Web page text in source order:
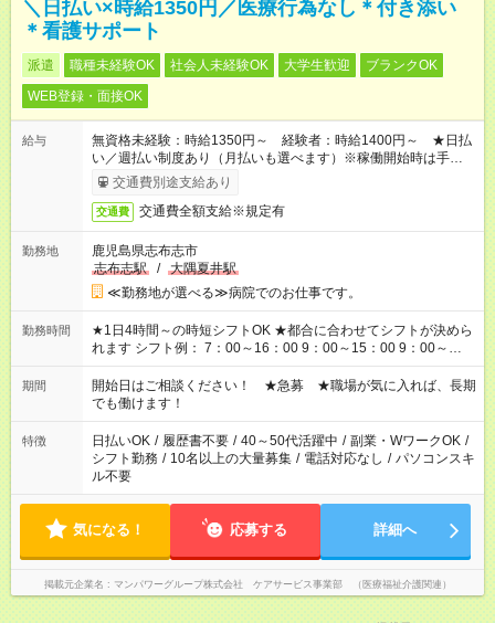
＼日払い×時給1350円／医療行為なし＊付き添い
＊看護サポート
派遣 職種未経験OK 社会人未経験OK 大学生歓迎
ブランクOK
WEB登録・面接OK
給与
無資格未経験：時給1350円～ 経験者：時給1400円～ ★日払
い／週払い制度あり（月払いも選べます）※稼働開始時は手続き
完了次第のお支払いとなります。
交通費別途支給あり
交通費 交通費全額支給※規定有
勤務地
鹿児島県志布志市
志布志駅
/ 大隅夏井駅
≪勤務地が選べる≫病院でのお仕事です。
勤務時間
★1日4時間～の時短シフトOK ★都合に合わせてシフトが決めら
れます シフト例： 7：00～16：00 9：00～15：00 9：00～
18：00 11：00～20：00 など ※Wワークの場合、他のお仕事と
合わせ週40時間超の就業はご案内できません ※法令に基づき、
週20時間以上勤務は社会保険への加入対象となります ※労働者
派遣法（日雇い派遣の原則禁止）により、短時間・短期間の就
業はご案内が難しい場合があります
期間
開始日はご相談ください！ ★急募 ★職場が気に入れば、長期
でも働けます！
特徴 日払いOK / 履歴書不要 / 40～50代活躍中 / 副業・WワークOK /
シフト勤務 / 10名以上の大量募集 / 電話対応なし / パソコンスキ
ル不要
気になる！ 応募する 詳細へ
掲載元企業名 マンパワーグループ株式会社 ケアサービス事業部 （医療福祉介護関連）